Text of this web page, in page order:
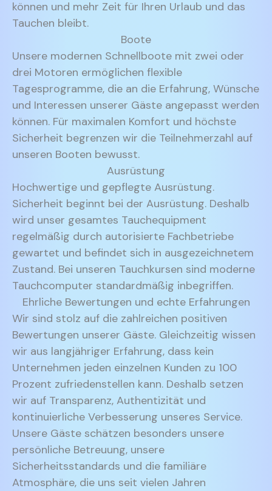
können und mehr Zeit für Ihren Urlaub und das
Tauchen bleibt.
Boote
Unsere modernen Schnellboote mit zwei oder
drei Motoren ermöglichen flexible
Tagesprogramme, die an die Erfahrung, Wünsche
und Interessen unserer Gäste angepasst werden
können. Für maximalen Komfort und höchste
Sicherheit begrenzen wir die Teilnehmerzahl auf
unseren Booten bewusst.
Ausrüstung
Hochwertige und gepflegte Ausrüstung.
Sicherheit beginnt bei der Ausrüstung. Deshalb
wird unser gesamtes Tauchequipment
regelmäßig durch autorisierte Fachbetriebe
gewartet und befindet sich in ausgezeichnetem
Zustand. Bei unseren Tauchkursen sind moderne
Tauchcomputer standardmäßig inbegriffen.
Ehrliche Bewertungen und echte Erfahrungen
Wir sind stolz auf die zahlreichen positiven
Bewertungen unserer Gäste. Gleichzeitig wissen
wir aus langjähriger Erfahrung, dass kein
Unternehmen jeden einzelnen Kunden zu 100
Prozent zufriedenstellen kann. Deshalb setzen
wir auf Transparenz, Authentizität und
kontinuierliche Verbesserung unseres Service.
Unsere Gäste schätzen besonders unsere
persönliche Betreuung, unsere
Sicherheitsstandards und die familiäre
Atmosphäre, die uns seit vielen Jahren